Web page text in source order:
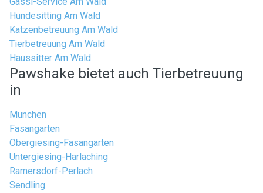
Hundesitting Am Wald
Katzenbetreuung Am Wald
Tierbetreuung Am Wald
Haussitter Am Wald
Pawshake bietet auch Tierbetreuung
in
München
Fasangarten
Obergiesing-Fasangarten
Untergiesing-Harlaching
Ramersdorf-Perlach
Sendling